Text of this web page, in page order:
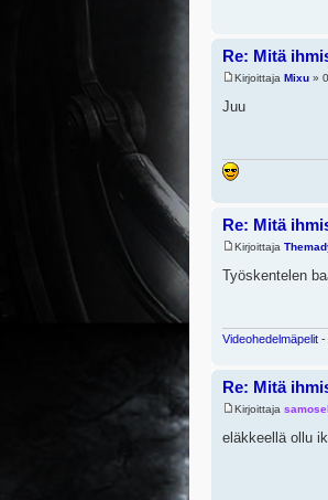
Re: Mitä
Kirjoittaja Mixu »
Juu
Re: Mitä
Kirjoittaja
Työskentelen
Videohedelmäpelit -
Re: Mitä
Kirjoittaja samosel
eläkkeellä ollu